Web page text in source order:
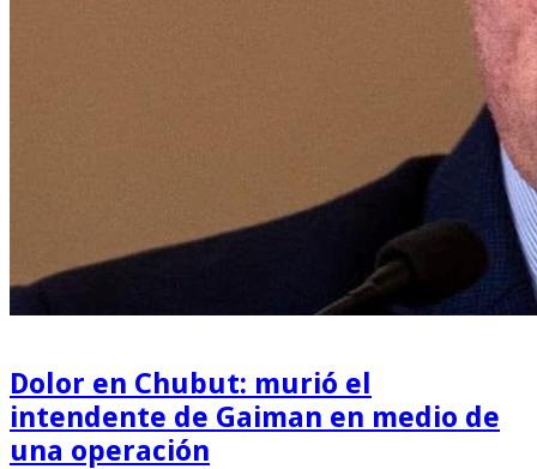
Dolor en Chubut: murió el
intendente de Gaiman en medio de
una operación